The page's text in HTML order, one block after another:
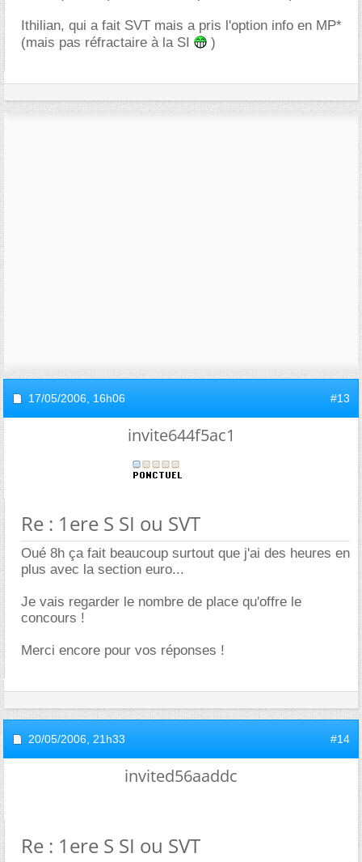
Ithilian, qui a fait SVT mais a pris l'option info en MP*
(mais pas réfractaire à la SI
)
17/05/2006, 16h06 #13
invite644f5ac1
Re : 1ere S SI ou SVT
Oué 8h ça fait beaucoup surtout que j'ai des heures en
plus avec la section euro...
Je vais regarder le nombre de place qu'offre le
concours !
Merci encore pour vos réponses !
20/05/2006, 21h33 #14
invited56aaddc
Re : 1ere S SI ou SVT